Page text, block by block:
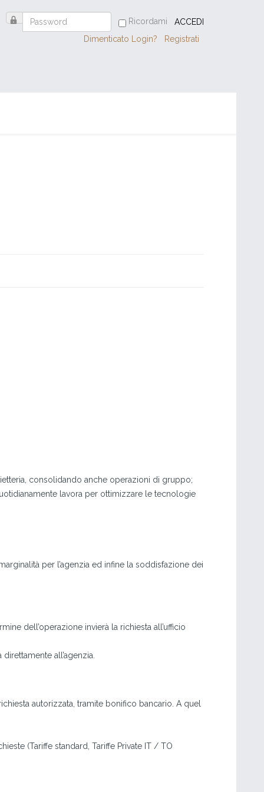
Ricordami
ACCEDI
Dimenticato Login?
Registrati
consolidando anche operazioni di gruppo;
lavora per ottimizzare le tecnologie
per l’agenzia ed infine la soddisfazione dei
dell’operazione invierà la richiesta all’ufficio
all’agenzia.
autorizzata, tramite bonifico bancario. A quel
(Tariffe standard, Tariffe Private IT / TO